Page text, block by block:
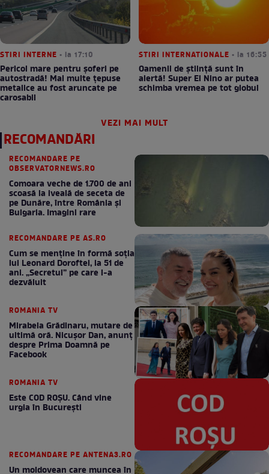
STIRI INTERNE • la 17:10
Pericol mare pentru șoferi pe
autostradă! Mai multe țepuse
metalice au fost aruncate pe
carosabil
STIRI INTERNATIONALE • la 16:55
Oamenii de știință sunt în
alertă! Super El Nino ar putea
schimba vremea pe tot globul
VEZI MAI MULT
RECOMANDĂRI
RECOMANDARE PE
OBSERVATORNEWS.RO
Comoara veche de 1.700 de ani
scoasă la iveală de seceta de
pe Dunăre, între România şi
Bulgaria. Imagini rare
RECOMANDARE PE AS.RO
Cum se menţine în formă soţia
lui Leonard Doroftei, la 51 de
ani. „Secretul” pe care l-a
dezvăluit
ROMANIA TV
Mirabela Grădinaru, mutare de
ultimă oră. Nicuşor Dan, anunţ
despre Prima Doamnă pe
Facebook
ROMANIA TV
Este COD ROŞU. Când vine
urgia în Bucureşti
RECOMANDARE PE ANTENA3.RO
Un moldovean care muncea în